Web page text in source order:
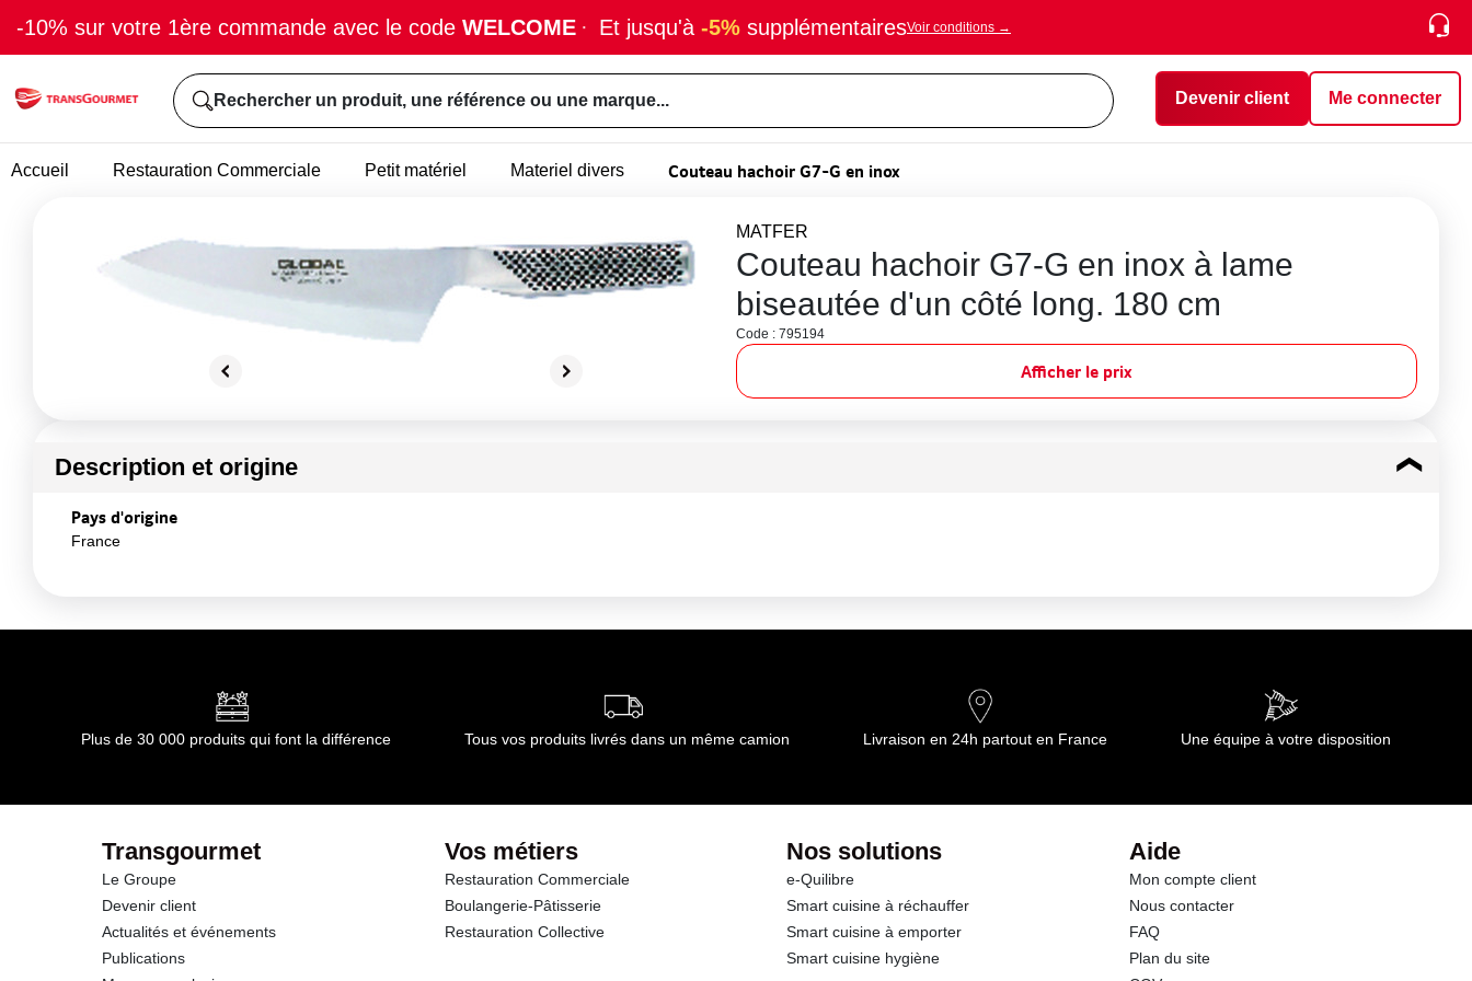
-10% sur votre 1ère commande avec le code WELCOME · Et jusqu'à -5% supplémentairesVoir conditions →
Rechercher un produit, une référence ou une marque... Devenir client Me connecter
Accueil Restauration Commerciale Petit matériel Materiel divers Couteau hachoir G7-G en inox
MATFER
Couteau hachoir G7-G en inox à lame
biseautée d'un côté long. 180 cm
Code : 795194
Afficher le prix
Description et origine
Pays d'origine
France
Plus de 30 000 produits qui font la différence Tous vos produits livrés dans un même camion Livraison en 24h partout en France Une équipe à votre disposition
Transgourmet
Le Groupe
Devenir client
Actualités et événements
Publications
Vos métiers
Restauration Commerciale
Boulangerie-Pâtisserie
Restauration Collective
Nos solutions
e-Quilibre
Smart cuisine à réchauffer
Smart cuisine à emporter
Smart cuisine hygiène
Aide
Mon compte client
Nous contacter
FAQ
Plan du site